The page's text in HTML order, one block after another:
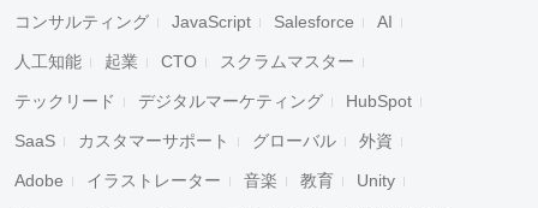
コンサルティング JavaScript Salesforce AI
人工知能 起業 CTO スクラムマスター
テックリード デジタルマーケティング HubSpot
SaaS カスタマーサポート グローバル 外資
Adobe イラストレーター 音楽 教育 Unity